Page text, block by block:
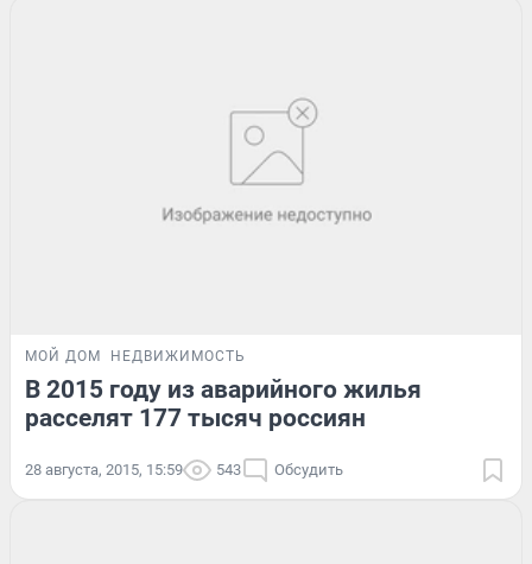
МОЙ ДОМ НЕДВИЖИМОСТЬ
В 2015 году из аварийного жилья
расселят 177 тысяч россиян
28 августа, 2015, 15:59 543 Обсудить